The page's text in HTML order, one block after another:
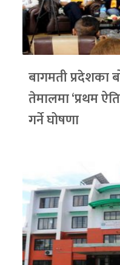
बागमती प्रदेशका
तेमालमा ‘प्रथम
गर्ने घोषणा